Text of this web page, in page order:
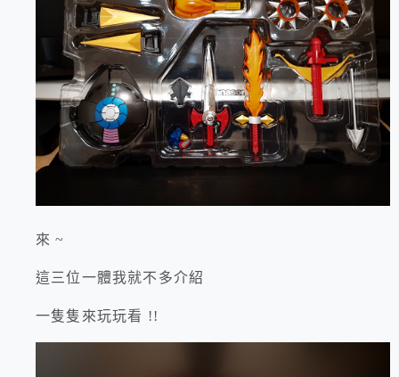
來 ~
這三位一體我就不多介紹
一隻隻來玩玩看 !!